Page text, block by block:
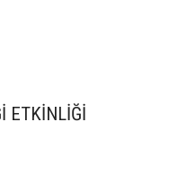
ETKİNLİĞİ